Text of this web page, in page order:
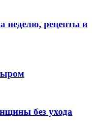
неделю, рецепты и
без ухода